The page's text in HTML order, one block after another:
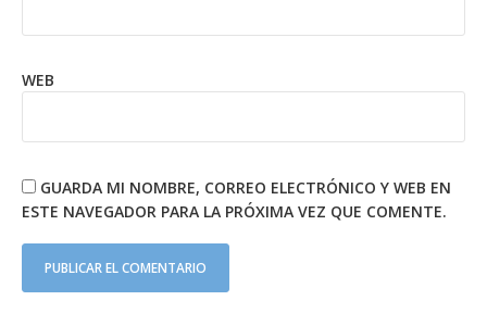
WEB
GUARDA MI NOMBRE, CORREO ELECTRÓNICO Y WEB EN
ESTE NAVEGADOR PARA LA PRÓXIMA VEZ QUE COMENTE.